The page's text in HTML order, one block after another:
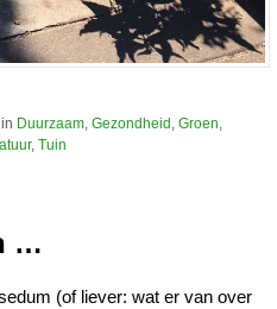
in Duurzaam, Gezondheid , Groen,
, Tuin
…
(of liever: wat er van over